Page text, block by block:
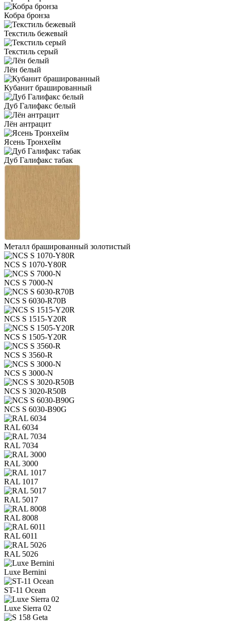
Кобра бронза
Текстиль бежевый
Текстиль серый
Лён белый
Кубанит брашированный
Дуб Галифакс белый
Лён антрацит
Ясень Тронхейм
Дуб Галифакс табак
Металл брашированный золотистый
NCS S 1070-Y80R
NCS S 7000-N
NCS S 6030-R70B
NCS S 1515-Y20R
NCS S 1505-Y20R
NCS S 3560-R
NCS S 3000-N
NCS S 3020-R50B
NCS S 6030-B90G
RAL 6034
RAL 7034
RAL 3000
RAL 1017
RAL 5017
RAL 8008
RAL 6011
RAL 5026
Luxe Bernini
ST-11 Ocean
Luxe Sierra 02